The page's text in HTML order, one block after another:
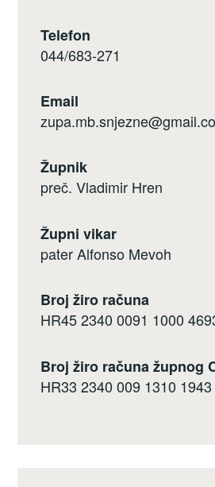
Telefon
044/683-271
Email
Župnik
preč. Vladimir Hren
Župni vikar
pater Alfonso Mevoh
Broj žiro računa
HR45 2340 0091 1000
Broj žiro računa župnog
HR33 2340 009 1310 1943